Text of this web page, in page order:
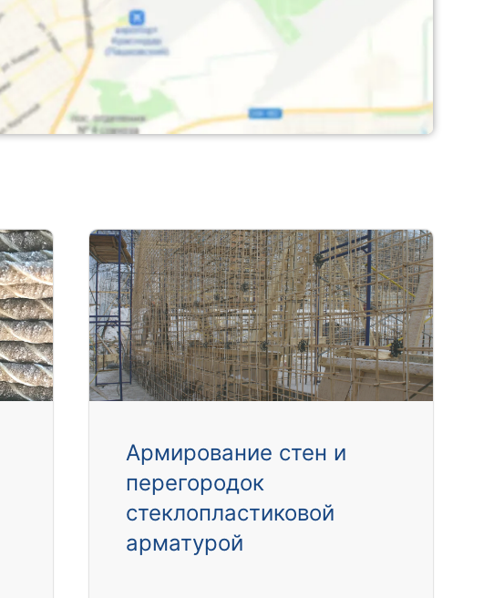
Армирование стен и
перегородок
стеклопластиковой
арматурой